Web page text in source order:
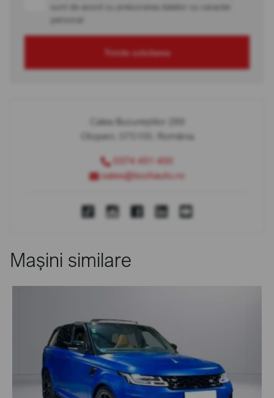
sunt de acord cu prelucrarea datelor cu caracter
personal
Trimite solicitarea
Calea Bucureștilor 289
Otopeni, 075100, România
0374 451 400
sales@bcchauto.ro
Mașini similare